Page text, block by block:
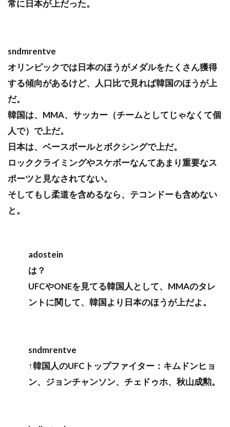
常に日本が上だった。
sndmrentve
オリンピックでは日本のほうがメダルをたくさん獲得
する傾向があるけど、人口比で見れば韓国のほうが上
だ。
韓国は、MMA、サッカー（チームとしてじゃなくて個
人で）で上だ。
日本は、ベースボールとボクシングで上だ。
ロッククライミングやスケボーなんてあまり重要なス
ポーツと見なされてない。
そしてもし柔道を含めるなら、テコンドーも含めない
と。
adostein
は？
UFCやONEを見てる韓国人として、MMAのタレ
ントに関して、韓国より日本のほうが上だよ。
sndmrentve
↑韓国人のUFCトップファイター：キムドンヒョ
ン、ジョンチャンソン、チェドゥホ、秋山成勲。